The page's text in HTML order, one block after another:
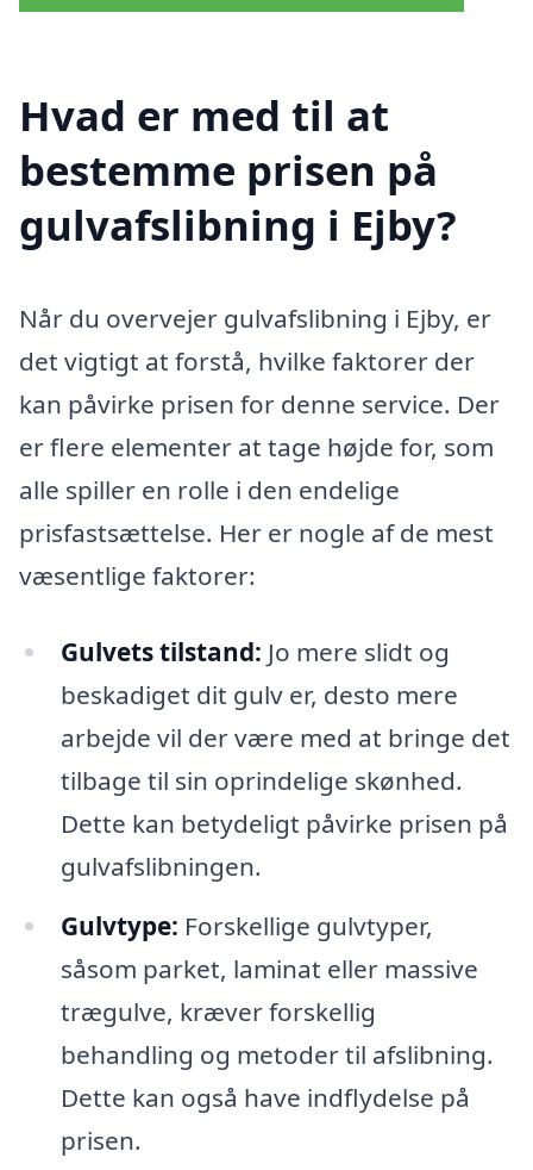
Hvad er med til at
bestemme prisen på
gulvafslibning i Ejby?
Når du overvejer gulvafslibning i Ejby, er
det vigtigt at forstå, hvilke faktorer der
kan påvirke prisen for denne service. Der
er flere elementer at tage højde for, som
alle spiller en rolle i den endelige
prisfastsættelse. Her er nogle af de mest
væsentlige faktorer:
Gulvets tilstand: Jo mere slidt og
beskadiget dit gulv er, desto mere
arbejde vil der være med at bringe det
tilbage til sin oprindelige skønhed.
Dette kan betydeligt påvirke prisen på
gulvafslibningen.
Gulvtype: Forskellige gulvtyper,
såsom parket, laminat eller massive
trægulve, kræver forskellig
behandling og metoder til afslibning.
Dette kan også have indflydelse på
prisen.